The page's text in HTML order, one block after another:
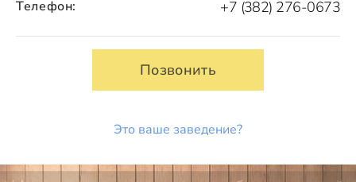
Телефон: +7 (382) 276-0673
Позвонить
Это ваше заведение?